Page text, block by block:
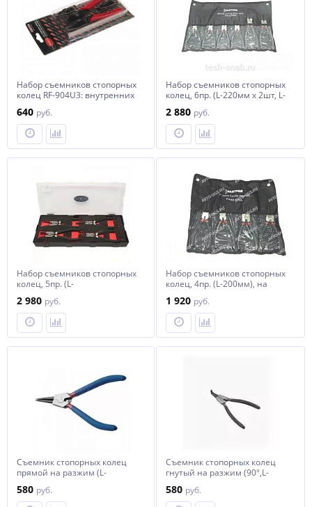
Набор съемников стопорных
колец RF-904U3: внутренних
/1 NEW
640 руб.
Набор съемников стопорных
колец, 6пр. (L-220мм х 2шт, L-
Partner PA-6878A
2 880 руб.
Набор съемников стопорных
колец, 5пр. (L-
колец суппортов), на
полотне Partner PA-6877A
2 980 руб.
Набор съемников стопорных
колец, 4пр. (L-200мм), на
1 920 руб.
Съемник стопорных колец
прямой на разжим (L-
F-609200SS
580 руб.
Съемник стопорных колец
гнутый на разжим (90°,L-
609200SB
580 руб.